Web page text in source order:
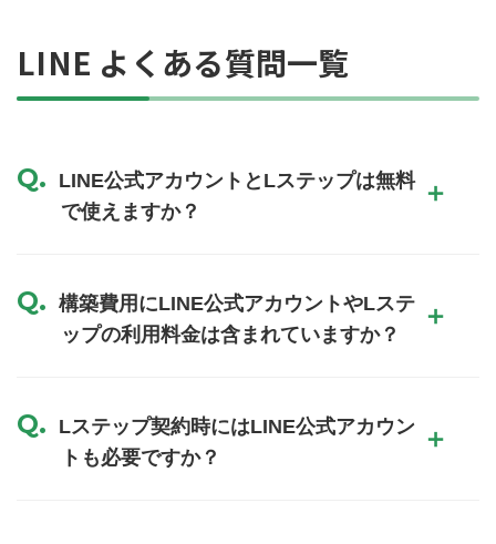
LINE よくある質問一覧
で使えますか？
ップの利用料金は含まれていますか？
トも必要ですか？